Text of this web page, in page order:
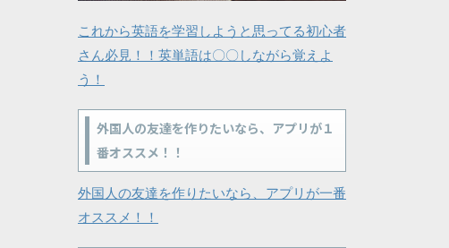
これから英語を学習しようと思ってる初心者
さん必見！！英単語は〇〇しながら覚えよ
う！
外国人の友達を作りたいなら、アプリが１
番オススメ！！
外国人の友達を作りたいなら、アプリが一番
オススメ！！